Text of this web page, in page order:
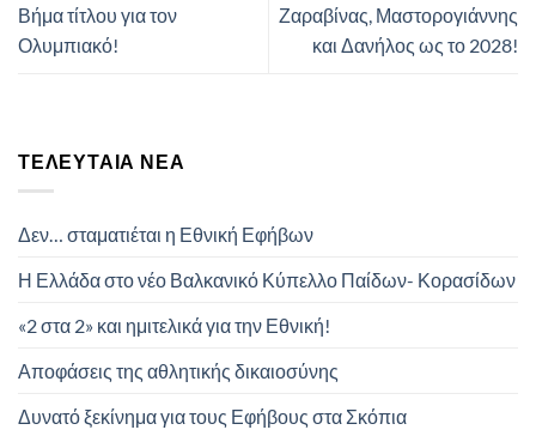
Βήμα τίτλου για τον
Ολυμπιακό!
Ζαραβίνας, Μαστορογιάννης
και Δανήλος ως το 2028!
ΤΕΛΕΥΤΑΊΑ ΝΈΑ
Δεν… σταματιέται η Εθνική Εφήβων
Η Ελλάδα στο νέο Βαλκανικό Κύπελλο Παίδων- Κορασίδων
«2 στα 2» και ημιτελικά για την Εθνική!
Αποφάσεις της αθλητικής δικαιοσύνης
Δυνατό ξεκίνημα για τους Εφήβους στα Σκόπια